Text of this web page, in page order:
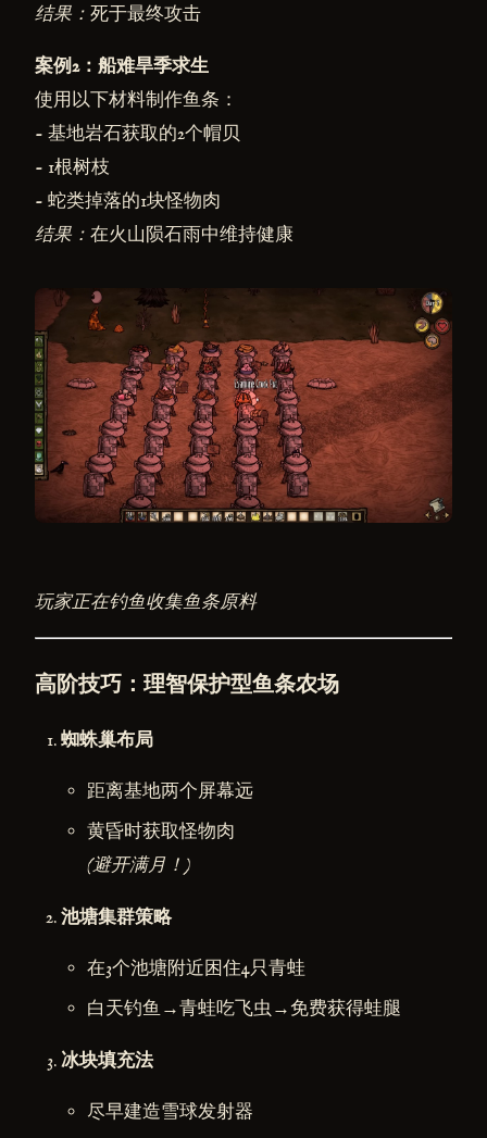
结果： 死于最终攻击
案例2：船难旱季求生
使用以下材料制作鱼条：
- 基地岩石获取的2个帽贝
- 1根树枝
- 蛇类掉落的1块怪物肉
结果： 在火山陨石雨中维持健康
玩家正在钓鱼收集鱼条原料
高阶技巧：理智保护型鱼条农场
蜘蛛巢布局
距离基地两个屏幕远
黄昏时获取怪物肉
(避开满月！)
池塘集群策略
在3个池塘附近困住4只青蛙
白天钓鱼→青蛙吃飞虫→免费获得蛙腿
冰块填充法
尽早建造雪球发射器